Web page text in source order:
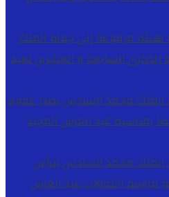
تهنئة مرفوعة إلى جلالة الملك
السابعة و العشرين لعيد
الملك محمد السادس يصدر عفوه
الملك محمد السادس يترأس
احتفالات عيد العرش